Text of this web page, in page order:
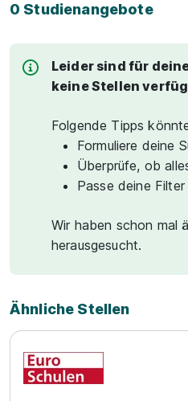
0 Studienangebote
Leider sind für
keine Stellen
Folgende Tipps
Formuliere deine
Überprüfe, ob
Passe deine Filter
Wir haben schon mal
herausgesucht.
Ähnliche Stellen